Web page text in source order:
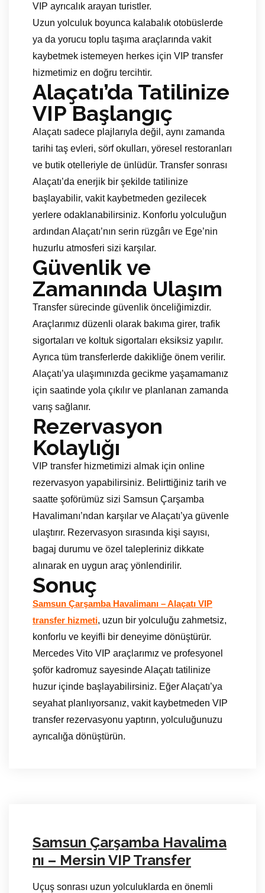
VIP ayrıcalık arayan turistler.
Uzun yolculuk boyunca kalabalık otobüslerde
ya da yorucu toplu taşıma araçlarında vakit
kaybetmek istemeyen herkes için VIP transfer
hizmetimiz en doğru tercihtir.
Alaçatı’da Tatilinize
VIP Başlangıç
Alaçatı sadece plajlarıyla değil, aynı zamanda
tarihi taş evleri, sörf okulları, yöresel restoranları
ve butik otelleriyle de ünlüdür. Transfer sonrası
Alaçatı’da enerjik bir şekilde tatilinize
başlayabilir, vakit kaybetmeden gezilecek
yerlere odaklanabilirsiniz. Konforlu yolculuğun
ardından Alaçatı’nın serin rüzgârı ve Ege’nin
huzurlu atmosferi sizi karşılar.
Güvenlik ve
Zamanında Ulaşım
Transfer sürecinde güvenlik önceliğimizdir.
Araçlarımız düzenli olarak bakıma girer, trafik
sigortaları ve koltuk sigortaları eksiksiz yapılır.
Ayrıca tüm transferlerde dakikliğe önem verilir.
Alaçatı’ya ulaşımınızda gecikme yaşamamanız
için saatinde yola çıkılır ve planlanan zamanda
varış sağlanır.
Rezervasyon
Kolaylığı
VIP transfer hizmetimizi almak için online
rezervasyon yapabilirsiniz. Belirttiğiniz tarih ve
saatte şoförümüz sizi Samsun Çarşamba
Havalimanı’ndan karşılar ve Alaçatı’ya güvenle
ulaştırır. Rezervasyon sırasında kişi sayısı,
bagaj durumu ve özel talepleriniz dikkate
alınarak en uygun araç yönlendirilir.
Sonuç
Samsun Çarşamba Havalimanı – Alaçatı VIP
transfer hizmeti, uzun bir yolculuğu zahmetsiz,
konforlu ve keyifli bir deneyime dönüştürür.
Mercedes Vito VIP araçlarımız ve profesyonel
şoför kadromuz sayesinde Alaçatı tatilinize
huzur içinde başlayabilirsiniz. Eğer Alaçatı’ya
seyahat planlıyorsanız, vakit kaybetmeden VIP
transfer rezervasyonu yaptırın, yolculuğunuzu
ayrıcalığa dönüştürün.
Samsun Çarşamba Havalima
nı – Mersin VIP Transfer
Uçuş sonrası uzun yolculuklarda en önemli